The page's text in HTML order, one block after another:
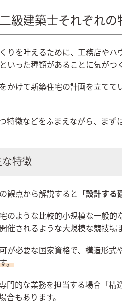
級建築士それぞれの
りを叶えるために、工務店や
といった種類があることに気がつ
かけて新築住宅の計画を立て
特徴などをふまえながら、まず
な特徴
観点から解説すると 「設計する
のような比較的小規模な一般
催されるような大規模な競技場
が必要な国家資格で、構造形式
。
門的な業務を担当する場合「
合もあります。